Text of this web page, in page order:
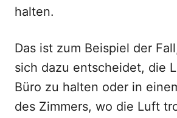
halten.
Das ist zum Beispiel der
sich dazu entscheidet, die
Büro zu halten oder in
des Zimmers, wo die Luft